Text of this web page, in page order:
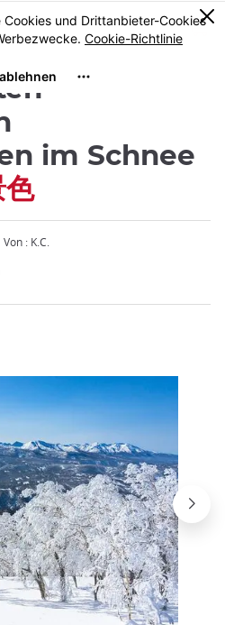
0
im Schnee
色
Von : K.C.